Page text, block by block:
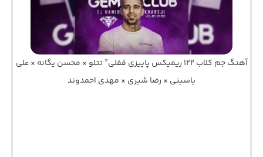
آهنگ جم کلاب ۱۲۲ ریمیکس پاییزی قفلی” تتلو × محسن یگانه × علی
یاسینی × رضا شیری × مهدی احمدوند